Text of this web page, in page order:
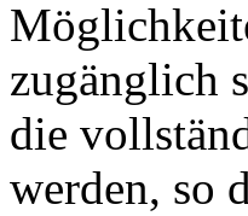
zugänglich
die
werden, so